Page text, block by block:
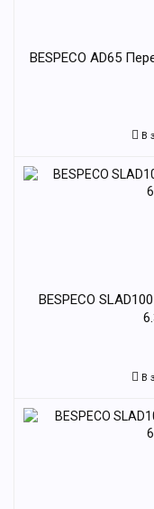
BESPECO AD65
В
BESPECO
В